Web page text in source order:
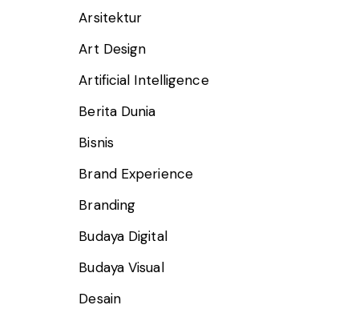
Arsitektur
Art Design
Artificial Intelligence
Berita Dunia
Bisnis
Brand Experience
Branding
Budaya Digital
Budaya Visual
Desain